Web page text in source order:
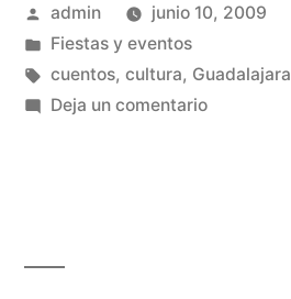
el
Maratón
de
Publicado
por
admin
junio 10, 2009
Publicado
en
Fiestas y eventos
Etiquetas:
cuentos, cultura, Guadalajara
Deja un comentarioen